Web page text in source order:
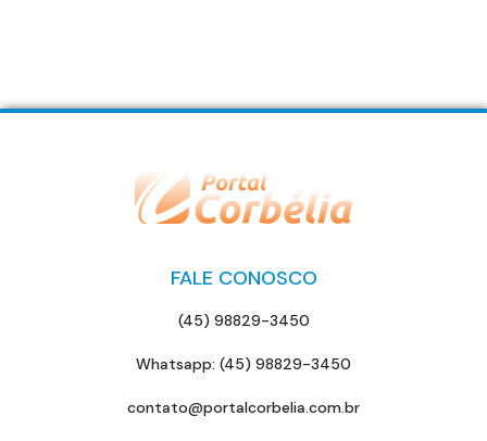
FALE CONOSCO
(45) 98829-3450
Whatsapp: (45) 98829-3450
contato@portalcorbelia.com.br